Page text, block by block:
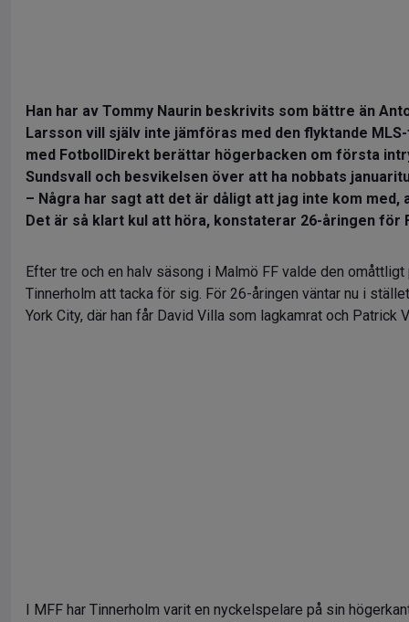
Han har av Tommy Naurin beskrivits som bättre än
Larsson vill själv inte jämföras med den flyktande
med FotbollDirekt berättar högerbacken om första
Sundsvall och besvikelsen över att ha nobbats
– Några har sagt att det är dåligt att jag inte kom med,
Det är så klart kul att höra, konstaterar 26-åringen för
Efter tre och en halv säsong i Malmö FF valde den
Tinnerholm att tacka för sig. För 26-åringen väntar nu i
York City, där han får David Villa som lagkamrat och Patrick
I MFF har Tinnerholm varit en nyckelspelare på sin